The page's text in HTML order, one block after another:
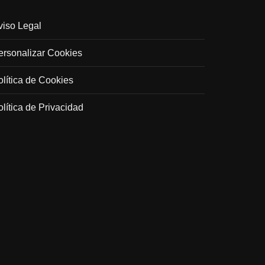
Legal
Cookies
de Cookies
de Privacidad